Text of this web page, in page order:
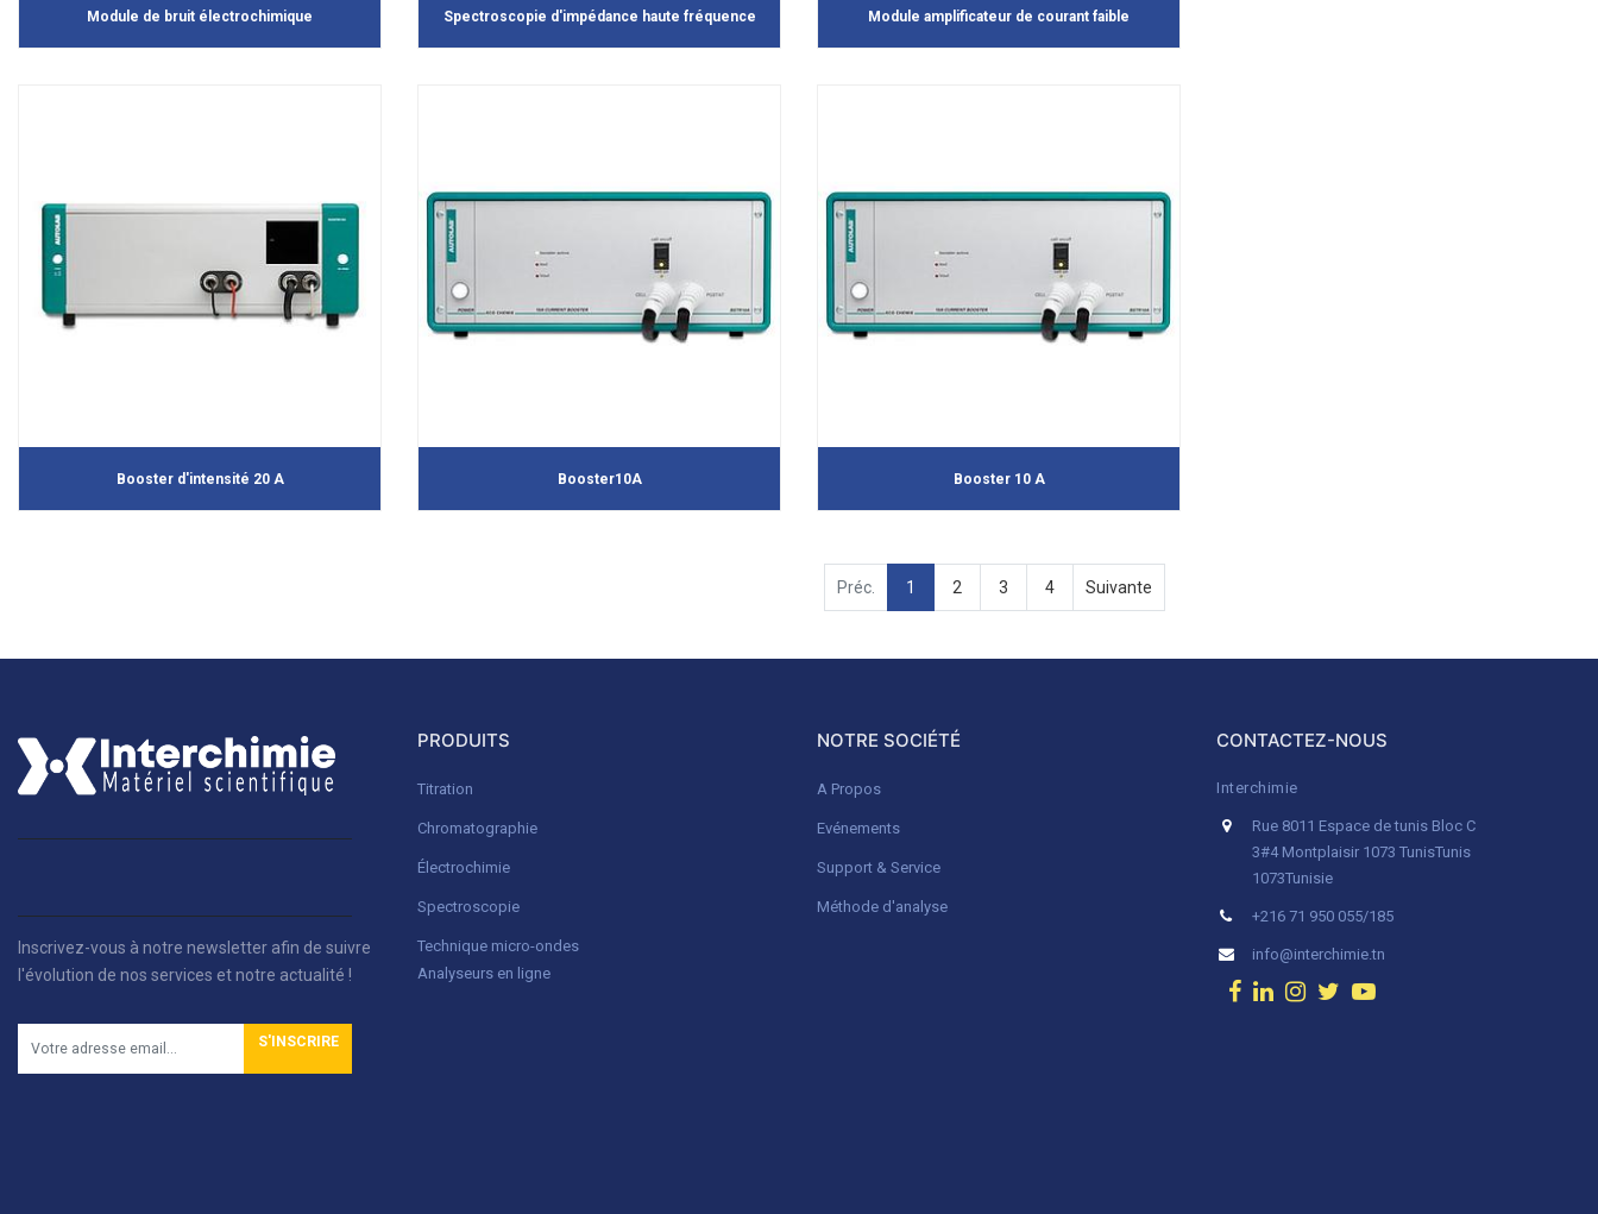
Module de bruit électrochimique Spectroscopie d'impédance haute fréquence Module amplificateur de courant faible
Booster d'intensité 20 A Booster10A Booster 10 A
Préc. 1 2 3 4 Suivante
Inscrivez-vous à notre newsletter afin de suivre
l'évolution de nos services et notre actualité !
S'INSCRIRE
PRODUITS
Titration
Chromatographie
Électrochimie
Spectroscopie
Technique micro-ondes
Analyseurs en ligne
NOTRE SOCIÉTÉ
A Propos
Evénements
Support & Service
Méthode d'analyse
CONTACTEZ-NOUS
Interchimie
Rue 8011 Espace de tunis Bloc C
3#4 Montplaisir 1073 TunisTunis
1073Tunisie
+216 71 950 055/185
info@interchimie.tn